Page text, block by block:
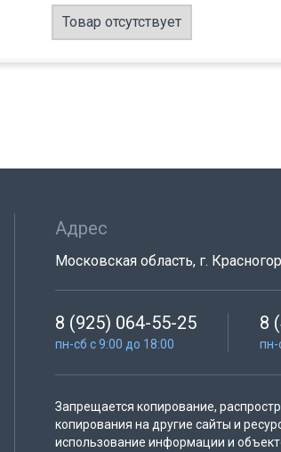
Товар отсутствует
Адрес
Московская область, г.
8 (925) 064-55-25
пн-сб с 9:00 до 18:00
8
пн-
Запрещается копирование,
копирования на другие сайты и
использование информации и